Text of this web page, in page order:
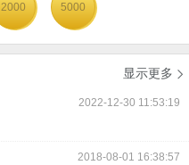
2000 5000
显示更多 
2022-12-30 11:53:19
2018-08-01 16:38:57